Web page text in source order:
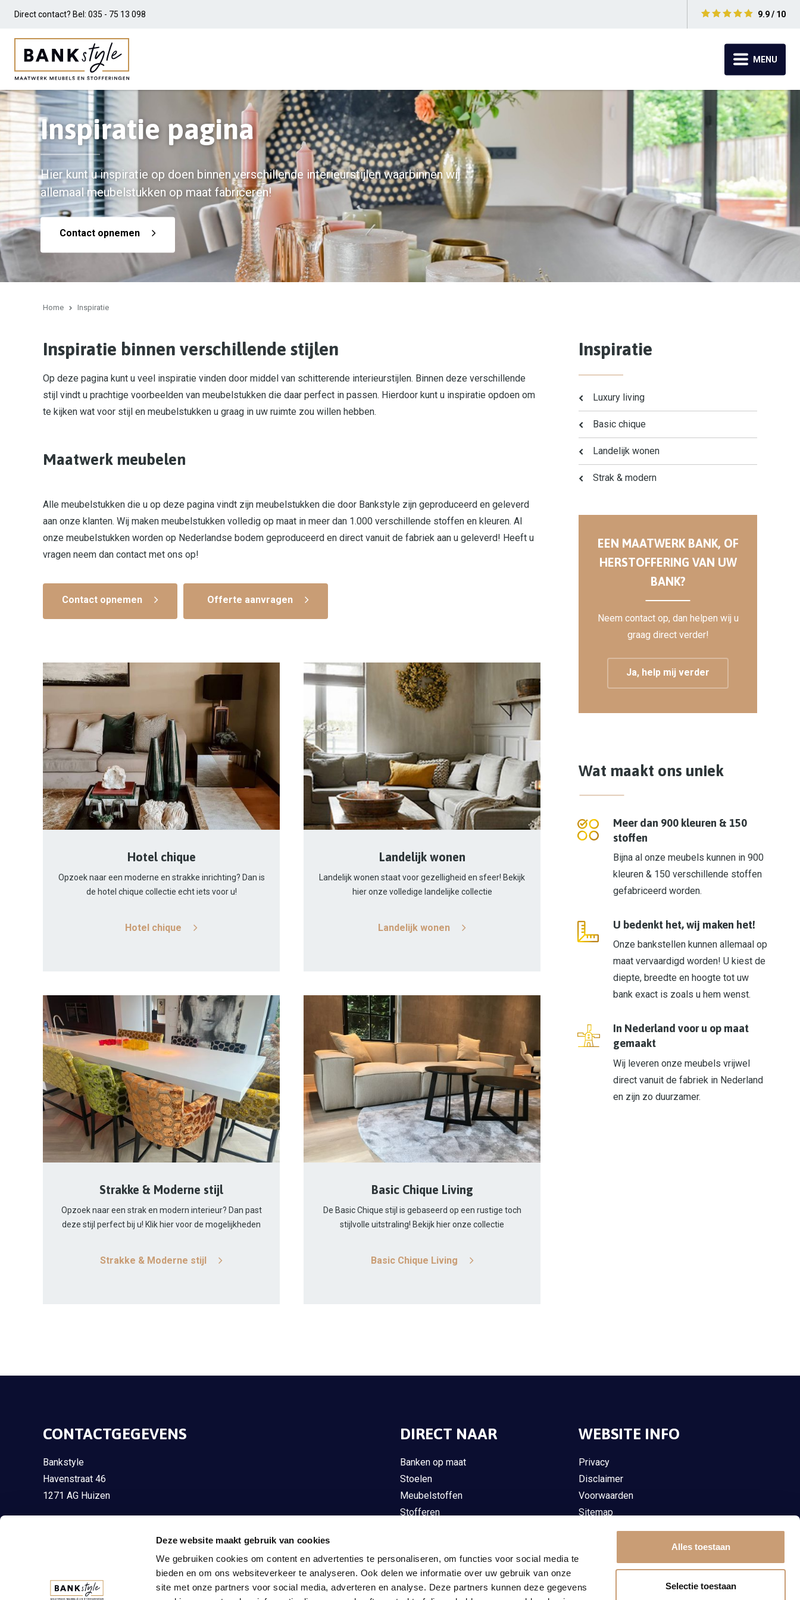
Deze website maakt gebruik van cookies
We gebruiken cookies om content en advertenties te personaliseren, om functies voor social media te
bieden en om ons websiteverkeer te analyseren. Ook delen we informatie over uw gebruik van onze
site met onze partners voor social media, adverteren en analyse. Deze partners kunnen deze gegevens
Alles toestaan
Selectie toestaan
Direct contact? Bel: 035 - 75 13 098 9.9 / 10
MENU
Inspiratie pagina
Hier kunt u inspiratie op doen binnen verschillende interieurstijlen waarbinnen wij
allemaal meubelstukken op maat fabriceren!
Contact opnemen
Home Inspiratie
Inspiratie binnen verschillende stijlen
Op deze pagina kunt u veel inspiratie vinden door middel van schitterende interieurstijlen. Binnen deze verschillende
stijl vindt u prachtige voorbeelden van meubelstukken die daar perfect in passen. Hierdoor kunt u inspiratie opdoen om
te kijken wat voor stijl en meubelstukken u graag in uw ruimte zou willen hebben.
Maatwerk meubelen
Alle meubelstukken die u op deze pagina vindt zijn meubelstukken die door Bankstyle zijn geproduceerd en geleverd
aan onze klanten. Wij maken meubelstukken volledig op maat in meer dan 1.000 verschillende stoffen en kleuren. Al
onze meubelstukken worden op Nederlandse bodem geproduceerd en direct vanuit de fabriek aan u geleverd! Heeft u
vragen neem dan contact met ons op!
Contact opnemen Offerte aanvragen
Hotel chique
Opzoek naar een moderne en strakke inrichting? Dan is
de hotel chique collectie echt iets voor u!
Hotel chique
Landelijk wonen
Landelijk wonen staat voor gezelligheid en sfeer! Bekijk
hier onze volledige landelijke collectie
Landelijk wonen
Strakke & Moderne stijl
Opzoek naar een strak en modern interieur? Dan past
deze stijl perfect bij u! Klik hier voor de mogelijkheden
Strakke & Moderne stijl
Basic Chique Living
De Basic Chique stijl is gebaseerd op een rustige toch
stijlvolle uitstraling! Bekijk hier onze collectie
Basic Chique Living
Inspiratie
Luxury living
Basic chique
Landelijk wonen
Strak & modern
EEN MAATWERK BANK, OF
HERSTOFFERING VAN UW
BANK?
Neem contact op, dan helpen wij u
graag direct verder!
Ja, help mij verder
Wat maakt ons uniek
Meer dan 900 kleuren & 150
stoffen
Bijna al onze meubels kunnen in 900
kleuren & 150 verschillende stoffen
gefabriceerd worden.
U bedenkt het, wij maken het!
Onze bankstellen kunnen allemaal op
maat vervaardigd worden! U kiest de
diepte, breedte en hoogte tot uw
bank exact is zoals u hem wenst.
In Nederland voor u op maat
gemaakt
Wij leveren onze meubels vrijwel
direct vanuit de fabriek in Nederland
en zijn zo duurzamer.
CONTACTGEGEVENS
Bankstyle
Havenstraat 46
1271 AG Huizen
DIRECT NAAR
Banken op maat
Stoelen
Meubelstoffen
Stofferen
Bankstyle Projects
Contact
WEBSITE INFO
Privacy
Disclaimer
Voorwaarden
Sitemap